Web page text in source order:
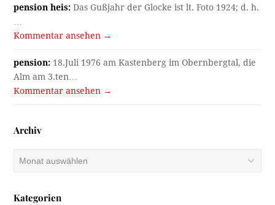
pension heis: Das Gußjahr der Glocke ist lt. Foto 1924; d. h.
Kommentar ansehen →
pension: 18.Juli 1976 am Kastenberg im Obernbergtal, die
Alm am 3.ten…
Kommentar ansehen →
Archiv
Kategorien